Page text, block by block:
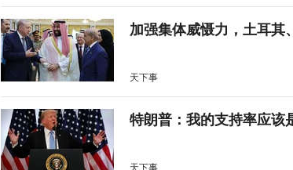
加强集体威慑力，土耳其
天下事
特朗普：我的支持率应该
天下事